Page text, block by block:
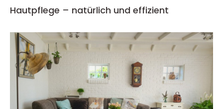
Hautpflege – natürlich und effizient